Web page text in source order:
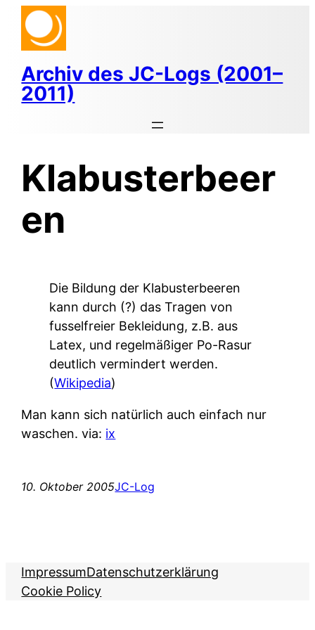
Zum
Inhalt
springen
Archiv des JC-Logs (2001–
2011)
Klabusterbeer
en
Die Bildung der Klabusterbeeren
kann durch (?) das Tragen von
fusselfreier Bekleidung, z.B. aus
Latex, und regelmäßiger Po-Rasur
deutlich vermindert werden.
(Wikipedia)
Man kann sich natürlich auch einfach nur
waschen. via: ix
10. Oktober 2005JC-Log
ImpressumDatenschutzerklärung
Cookie Policy